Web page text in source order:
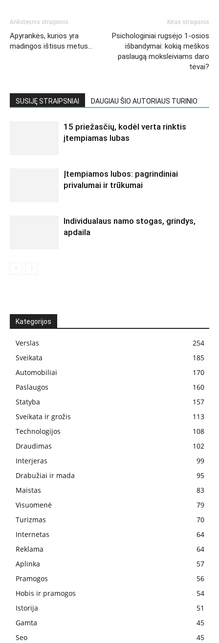
Ankstesnis straipsnis
Apyrankės, kurios yra
madingos ištisus metus…
Kitas straipsnis
Psichologiniai rugsėjo 1-osios
išbandymai: kokią meškos
paslaugą moksleiviams daro
tėvai?
SUSIJĘ STRAIPSNIAI DAUGIAU ŠIO AUTORIAUS TURINIO
15 priežasčių, kodėl verta rinktis
įtempiamas lubas
Įtempiamos lubos: pagrindiniai
privalumai ir trūkumai
Individualaus namo stogas, grindys,
apdaila
Kategorijos
Verslas
254
Sveikata
185
Automobiliai
170
Paslaugos
160
Statyba
157
Sveikata ir grožis
113
Technologijos
108
Draudimas
102
Interjeras
99
Drabužiai ir mada
95
Maistas
83
Visuomenė
79
Turizmas
70
Internetas
64
Reklama
64
Aplinka
57
Pramogos
56
Hobis ir pramogos
54
Istorija
51
Gamta
45
Seo
45